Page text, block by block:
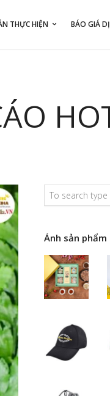
THỰC HIỆN BÁO GIÁ
Ảnh sản phẩm